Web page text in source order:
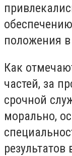
положения
Как
частей, за
срочной
морально,
результатов